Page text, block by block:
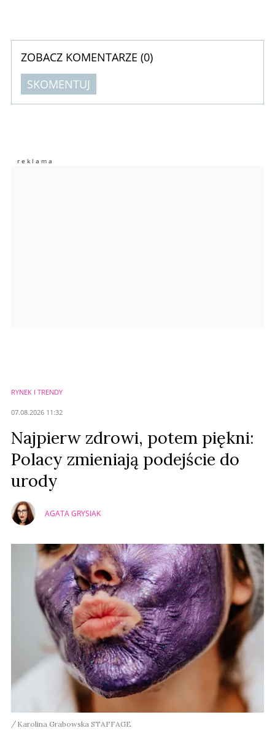
ZOBACZ KOMENTARZE (0)
SKOMENTUJ
Imię (Wymagane)
RYNEK I TRENDY
07.08.2026 11:32
Najpierw zdrowi, potem piękni:
Polacy zmieniają podejście do
urody
AGATA GRYSIAK
Karolina Grabowska STAFFAGE